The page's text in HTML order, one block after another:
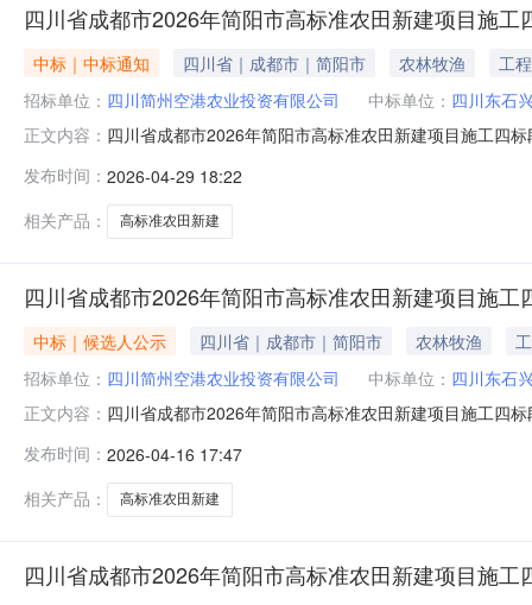
四川省成都市2026年简阳市高标准农田新建项目施
中标｜中标通知 四川省｜成都市｜简阳市 农林牧渔
工程
招标单位： 四川简州空港农业投资有限公司 中标单位： 四川东石
正文内容： 四川省成都市2026年简阳市高标准农田新建项目施工四
间20260415-09:30:00公示期2026年04月30日~2026年
发布时间： 2026-04-29 18:22
相关产品：
高标准农田新建
四川省成都市2026年简阳市高标准农田新建项目施工
中标｜候选人公示 四川省｜成都市｜简阳市 农林牧渔
招标单位： 四川简州空港农业投资有限公司 中标单位： 四川东石
正文内容： 四川省成都市2026年简阳市高标准农田新建项目施工四
期2026年04月17日~2026年04月23日投标最高限价（元
发布时间： 2026-04-16 17:47
相关产品：
高标准农田新建
四川省成都市2026年简阳市高标准农田新建项目施工